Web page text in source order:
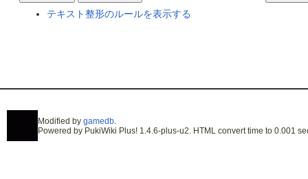
テキスト整形のルールを表示する
Modified by gamedb.
Powered by PukiWiki Plus! 1.4.6-plus-u2. HTML convert time to 0.001